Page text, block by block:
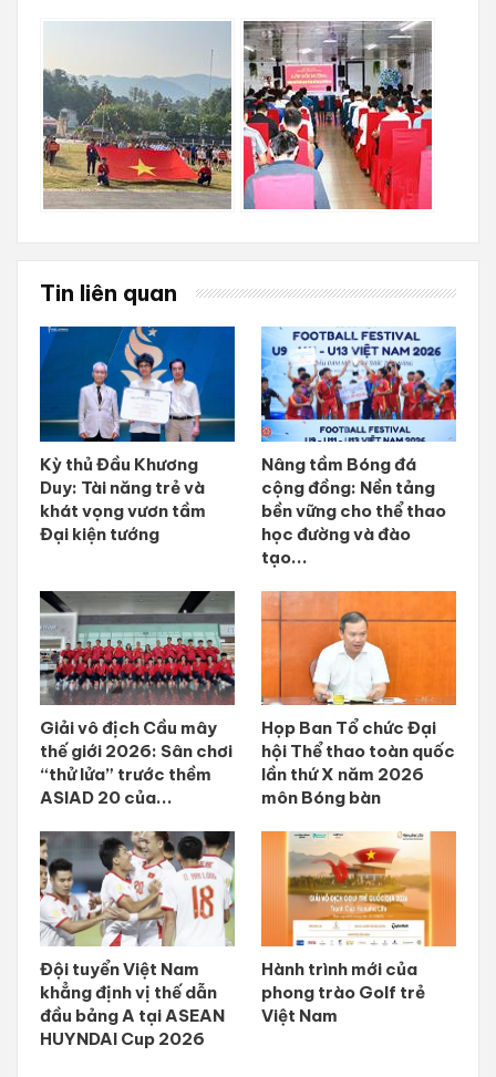
Tin liên quan
Kỳ thủ Đầu Khương
Duy: Tài năng trẻ và
khát vọng vươn tầm
Đại kiện tướng
Nâng tầm Bóng đá
cộng đồng: Nền tảng
bền vững cho thể thao
học đường và đào
tạo...
Giải vô địch Cầu mây
thế giới 2026: Sân chơi
“thử lửa” trước thềm
ASIAD 20 của...
Họp Ban Tổ chức Đại
hội Thể thao toàn quốc
lần thứ X năm 2026
môn Bóng bàn
Đội tuyển Việt Nam
khẳng định vị thế dẫn
đầu bảng A tại ASEAN
HUYNDAI Cup 2026
Hành trình mới của
phong trào Golf trẻ
Việt Nam